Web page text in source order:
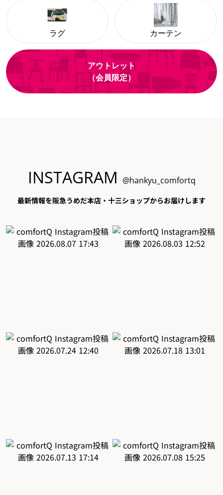
ラグ カーテン
アウトレット
（会員限定）
INSTAGRAM @hankyu_comfortq
最新情報を阪急うめだ本店・十三ショップからお届けします